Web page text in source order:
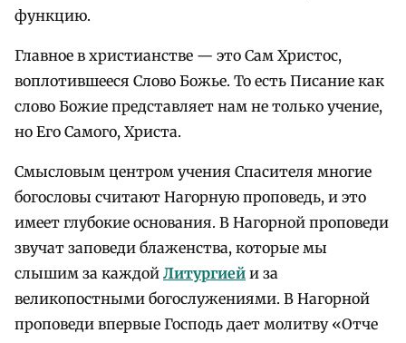
функцию.
Главное в христианстве — это Сам Христос,
воплотившееся Слово Божье. То есть Писание как
слово Божие представляет нам не только учение,
но Его Самого, Христа.
Смысловым центром учения Спасителя многие
богословы считают Нагорную проповедь, и это
имеет глубокие основания. В Нагорной проповеди
звучат заповеди блаженства, которые мы
слышим за каждой Литургией и за
великопостными богослужениями. В Нагорной
проповеди впервые Господь дает молитву «Отче